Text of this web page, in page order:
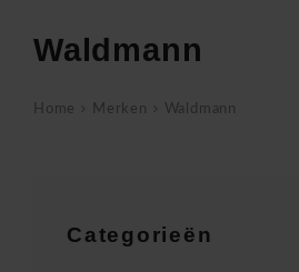
Waldmann
Home Merken Waldmann
Categorieën